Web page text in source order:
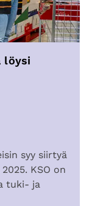
löysi
syy siirtyä
KSO on
tuki- ja